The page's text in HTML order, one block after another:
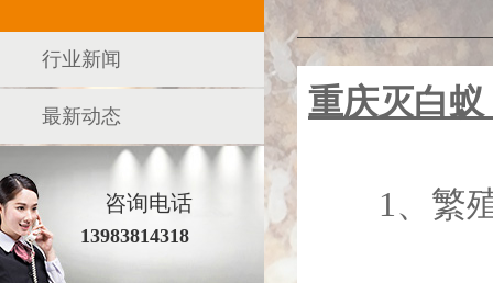
行业新闻
最新动态
咨询电话
13983814318
重庆灭白
1、繁